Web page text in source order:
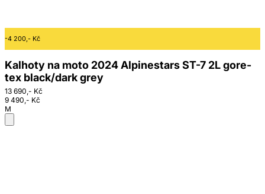
-4 200,- Kč
Kalhoty na moto 2024 Alpinestars ST-7 2L gore-
tex black/dark grey
13 690,- Kč
9 490,- Kč
M